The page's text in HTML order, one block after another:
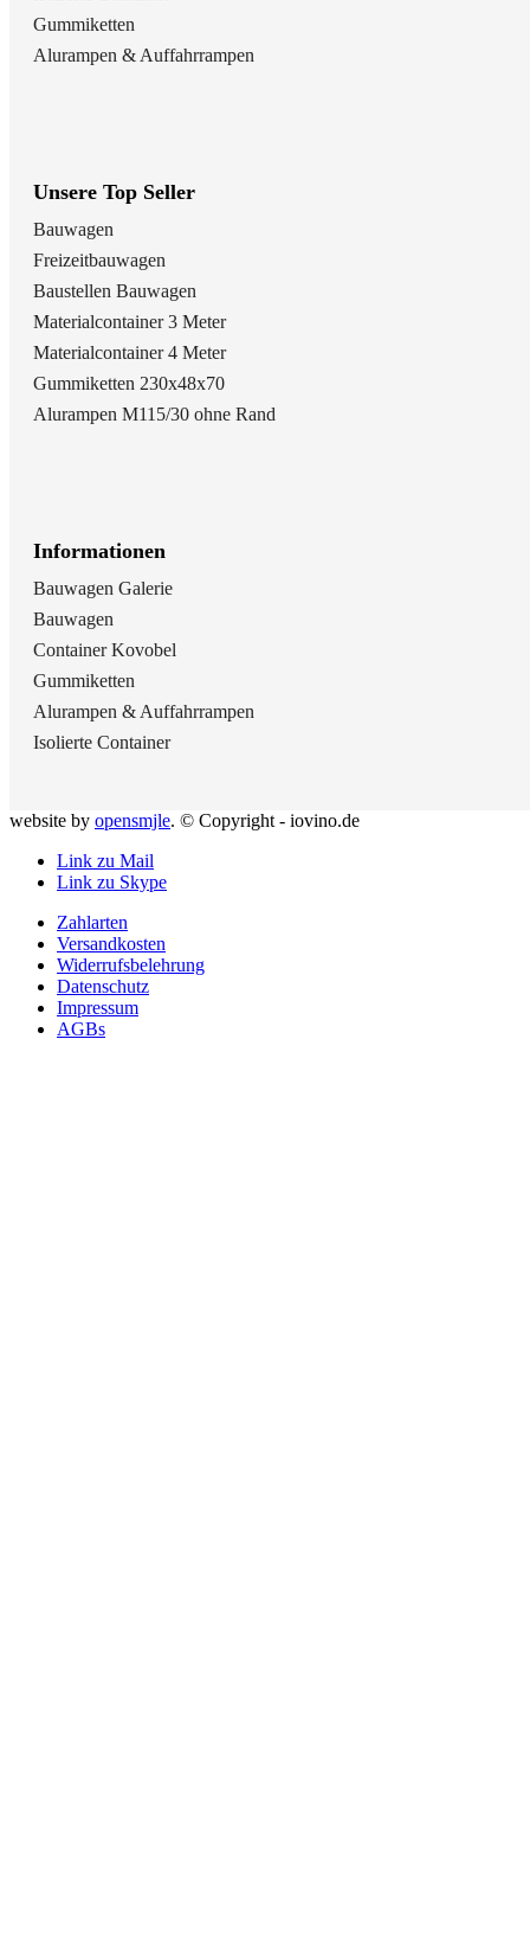
Gummiketten
Alurampen & Auffahrrampen
Unsere Top Seller
Bauwagen
Freizeitbauwagen
Baustellen Bauwagen
Materialcontainer 3 Meter
Materialcontainer 4 Meter
Gummiketten 230x48x70
Alurampen M115/30 ohne Rand
Informationen
Bauwagen Galerie
Bauwagen
Container Kovobel
Gummiketten
Alurampen & Auffahrrampen
Isolierte Container
website by opensmjle. © Copyright - iovino.de
Link zu Mail
Link zu Skype
Zahlarten
Versandkosten
Widerrufsbelehrung
Datenschutz
Impressum
AGBs